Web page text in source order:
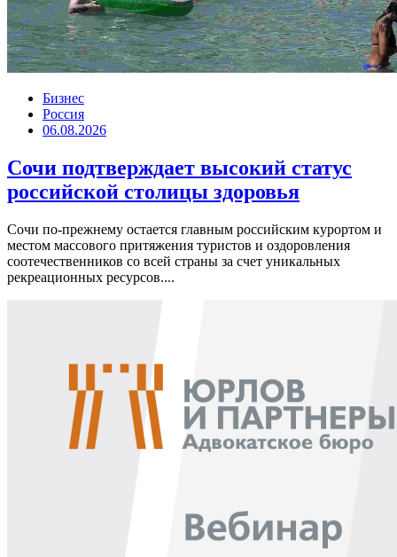
Бизнес
Россия
06.08.2026
Сочи подтверждает высокий статус
российской столицы здоровья
Сочи по-прежнему остается главным российским курортом и
местом массового притяжения туристов и оздоровления
соотечественников со всей страны за счет уникальных
рекреационных ресурсов....